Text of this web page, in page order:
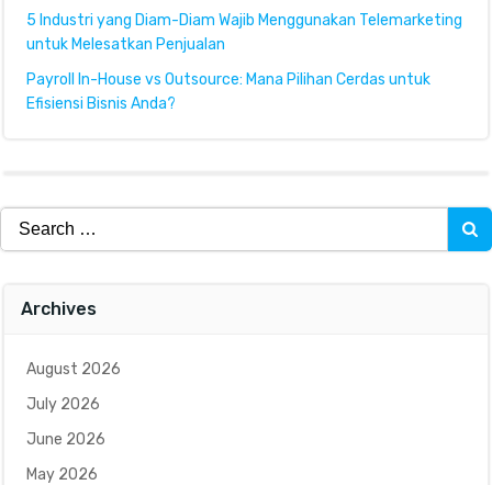
5 Industri yang Diam-Diam Wajib Menggunakan Telemarketing
untuk Melesatkan Penjualan
Payroll In-House vs Outsource: Mana Pilihan Cerdas untuk
Efisiensi Bisnis Anda?
Search
for:
Archives
August 2026
July 2026
June 2026
May 2026